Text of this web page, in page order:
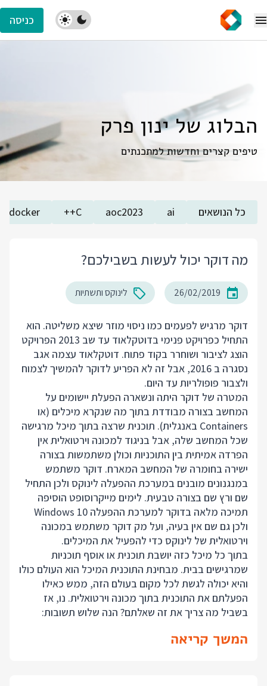
כניסה
הבלוג של ינון פרק
טיפים קצרים וחדשות למתכנתים
כל הנושאים ai
aoc2023
C++
docker
מה דוקר יכול לעשות בשבילכם?
26/02/2019 לינוקס ותשתיות
דוקר מרגיש לפעמים כמו ניסוי מוזר שיצא משליטה. הוא
התחיל כפרויקט פנימי בדוטקלאוד עד שב 2013 הפרויקט
הוצג לציבור ושוחרר בקוד פתוח. דוטקלאוד עצמה אגב
נסגרה ב 2016, אבל זה לא הפריע לדוקר להמשיך לצמוח
ולצבור פופולריות עד היום.
המטרה של דוקר היתה ונשארה הפעלת יישומים על
המחשב בצורה מבודדת בתוך מה שנקרא מיכלים (או
Containers באנגלית). תוכנית שרצה בתוך מיכל מרגישה
שכל המחשב שלה, אבל בניגוד למכונה וירטואלית אין
הפרדה אמיתית בין התוכניות וכולן משתמשות בצורה
ישירה בחומרה של המחשב המארח. דוקר משתמש
במנגנונים מובנים במערכת ההפעלה לינוקס ולכן התחיל
שם ורץ שם בצורה טבעית. לימים מייקרוסופט הוסיפה
תמיכה מלאה בדוקר למערכת ההפעלה Windows 10
ולכן גם שם אין בעיה, ועל מק דוקר משתמש במכונה
וירטואלית של לינוקס כדי להפעיל את המיכלים.
בתוך כל מיכל כזה יושבת תוכנית או אוסף תוכניות
שמרגישים בבית. מבחינת התוכנית המיכל הוא העולם כולו
והיא יכולה לגשת לכל מקום בעולם הזה, ממש כאילו
הפעלתם את התוכנית בתוך מכונה וירטואלית. נו, אז
בשביל מה צריך את זה שאלתם? הנה שלוש תשובות:
המשך קריאה